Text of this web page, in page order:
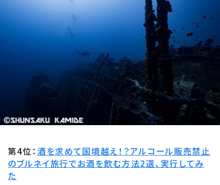
第4位： 酒を求めて国境越え！？アルコール販売禁止
のブルネイ旅行でお酒を飲む方法2選、実行してみ
た